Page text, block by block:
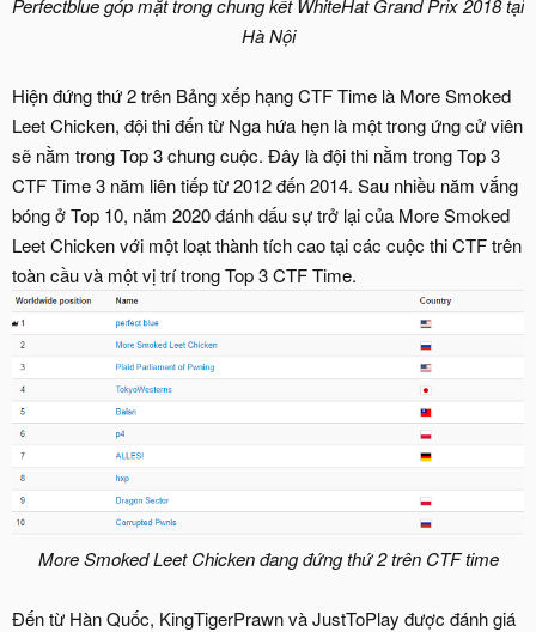
Perfectblue góp mặt trong chung kết WhiteHat Grand Prix 2018 tại
Hà Nội
Hiện đứng thứ 2 trên Bảng xếp hạng CTF Time là More Smoked
Leet Chicken, đội thi đến từ Nga hứa hẹn là một trong ứng cử viên
sẽ nằm trong Top 3 chung cuộc. Đây là đội thi nằm trong Top 3
CTF Time 3 năm liên tiếp từ 2012 đến 2014. Sau nhiều năm vắng
bóng ở Top 10, năm 2020 đánh dấu sự trở lại của More Smoked
Leet Chicken với một loạt thành tích cao tại các cuộc thi CTF trên
toàn cầu và một vị trí trong Top 3 CTF Time.​
More Smoked Leet Chicken đang đứng thứ 2 trên CTF time
Đến từ Hàn Quốc, KingTigerPrawn và JustToPlay được đánh giá